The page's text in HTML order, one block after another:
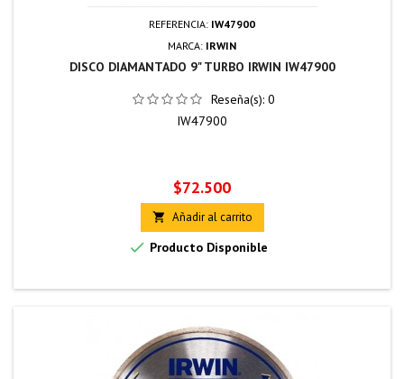
REFERENCIA: IW47900
MARCA: IRWIN
DISCO DIAMANTADO 9" TURBO IRWIN IW47900
Reseña(s): 0
IW47900
Precio
$72.500
 Añadir al carrito
 Producto Disponible